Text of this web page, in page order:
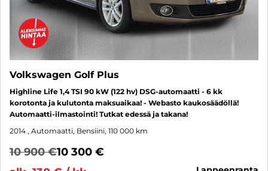
Volkswagen Golf Plus
Highline Life 1,4 TSI 90 kW (122 hv) DSG-automaatti - 6 kk
korotonta ja kulutonta maksuaikaa! - Webasto kaukosäädöllä!
Automaatti-ilmastointi! Tutkat edessä ja takana!
2014 , Automaatti, Bensiini, 110 000 km
10 900 €10 300 €